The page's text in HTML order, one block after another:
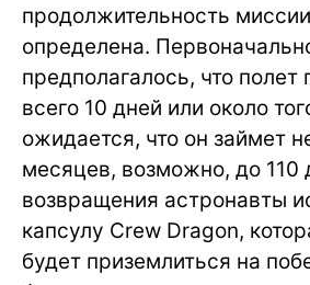
продолжительность
определена.
предполагалось, что полет
всего 10 дней или около
ожидается, что он займет
месяцев, возможно, до 110
возвращения астронавты
капсулу Crew Dragon,
будет приземлиться на